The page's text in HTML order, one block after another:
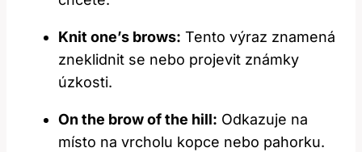
Knit one’s brows: Tento výraz znamená
zneklidnit se nebo projevit známky
úzkosti.
On the brow of the hill: Odkazuje na
místo na vrcholu kopce nebo pahorku.